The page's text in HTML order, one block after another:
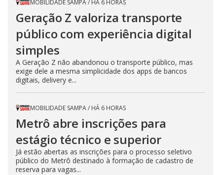
MOBILIDADE SAMPA/ HÁ 6 HORAS
Geração Z valoriza transporte
público com experiência digital
simples
A Geração Z não abandonou o transporte público, mas
exige dele a mesma simplicidade dos apps de bancos
digitais, delivery e...
MOBILIDADE SAMPA/ HÁ 6 HORAS
Metrô abre inscrições para
estágio técnico e superior
Já estão abertas as inscrições para o processo seletivo
público do Metrô destinado à formação de cadastro de
reserva para vagas...